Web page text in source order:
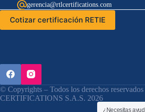
gerencia@rtlcertifications.com
Cotizar certificación RETIE
© Copyrights – Todos los derechos
CERTIFICATIONS S.A.S. 2026
¿Necesitas